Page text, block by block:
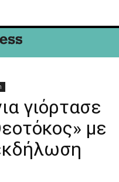
γιόρτασε
με